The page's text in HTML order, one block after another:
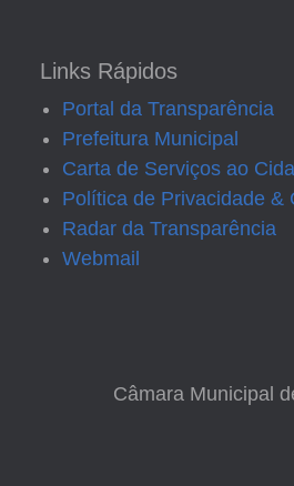
Links Rápidos
Portal da Transparência
Prefeitura Municipal
Carta de Serviços ao
Política de Privacidade &
Radar da Transparência
Webmail
Câmara Municipal